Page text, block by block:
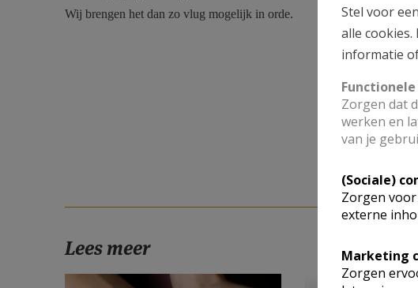
Wij brengen het dan zo vlug mogelijk in orde.
Lees meer
Stel voor
alle cookies.
informatie
Zorgen dat
werken en
van je
(Sociale)
Zorgen
externe
Marketing
Zorgen